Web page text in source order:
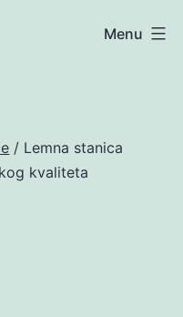
Menu
/ Lemna stanica
kvaliteta